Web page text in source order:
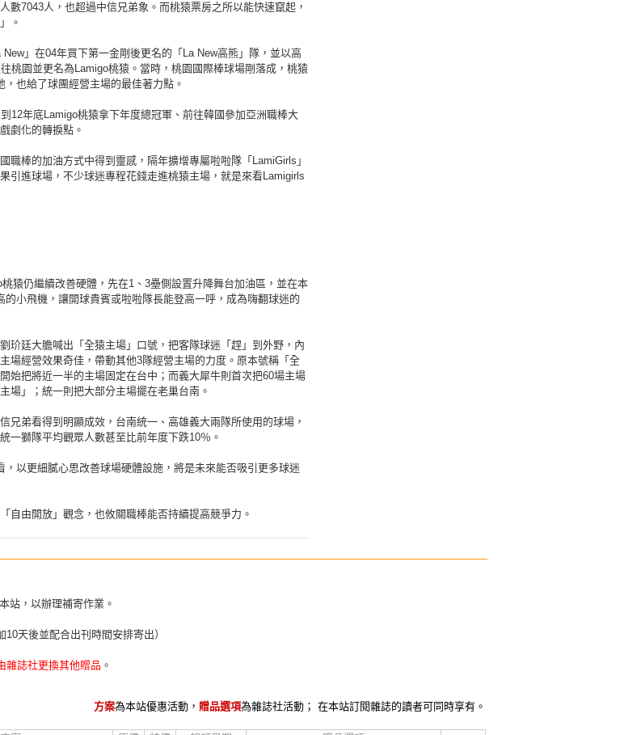
數7043人，也超過中信兄弟象。而桃猿票房之所以能快速竄起，
。
」在04年買下第一金剛後更名的「La New高熊」隊，並以高
桃園並更名為Lamigo桃猿。當時，桃園國際棒球場剛落成，桃猿
也給了球團經營主場的最佳著力點。
12年底Lamigo桃猿拿下年度總冠軍、前往韓國參加亞洲職棒大
劇化的轉捩點。
職棒的加油方式中得到靈感，隔年擴增專屬啦啦隊「LamiGirls」
引進球場，不少球迷專程花錢走進桃猿主場，就是來看Lamigirls
猿仍繼續改善硬體，先在1、3壘側設置升降舞台加油區，並在本
的小飛機，讓開球貴賓或啦啦隊長能登高一呼，成為嗨翻球迷的
玠廷大膽喊出「全猿主場」口號，把客隊球迷「趕」到外野，內
場經營效果奇佳，帶動其他3隊經營主場的力度。原本號稱「全
始把將近一半的主場固定在台中；而義大犀牛則首次把60場主場
場」；統一則把大部分主場擺在老巢台南。
兄弟看得到明顯成效，台南統一、高雄義大兩隊所使用的球場，
一獅隊平均觀眾人數甚至比前年度下跌10％。
，以更細膩心思改善球場硬體設施，將是未來能否吸引更多球迷
自由開放」觀念，也攸關職棒能否持續提高競爭力。
站，以辦理補寄作業。
天後並配合出刊時間安排寄出）
雜誌社更換其他贈品 。
方案為本站優惠活動， 贈品選項為雜誌社活動； 在本站訂閱雜誌的讀者可同時享有。